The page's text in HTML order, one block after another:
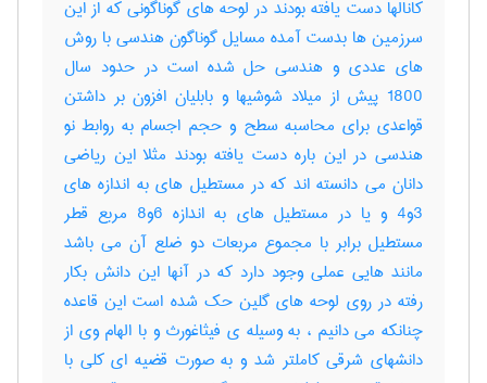
کانالها دست یافته بودند در لوحه های گوناگونی که از این
سرزمین ها بدست آمده مسایل گوناگون هندسی با روش
های عددی و هندسی حل شده است در حدود سال
1800 پیش از میلاد شوشیها و بابلیان افزون بر داشتن
قواعدی برای محاسبه سطح و حجم اجسام به روابط نو
هندسی در این باره دست یافته بودند مثلا این ریاضی
دانان می دانسته اند که در مستطیل های به اندازه های
3و4 و یا در مستطیل های به اندازه 6و8 مربع قطر
مستطیل برابر با مجموع مربعات دو ضلع آن می باشد
مانند هایی عملی وجود دارد که در آنها این دانش بکار
رفته در روی لوحه های گلین حک شده است این قاعده
چنانکه می دانیم ، به وسیله ی فیثاغورث و با الهام وی از
دانشهای شرقی کاملتر شد و به صورت قضیه ای کلی با